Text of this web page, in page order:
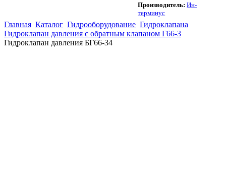
Производитель:Ин-
терминус
Главная Каталог Гидрооборудование Гидроклапана
Гидроклапан давления с обратным клапаном Г66-3
Гидроклапан давления БГ66-34